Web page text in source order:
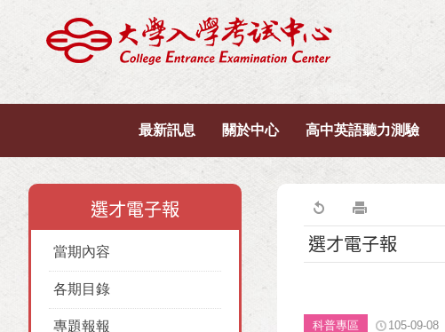
最新訊息 關於中心 高中英語聽力測驗
選才電子報
當期內容
各期目錄
專題報報
選才電子報
科普專區 105-09-08